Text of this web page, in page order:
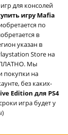
для консолей
игру Mafia
по
в
указан в
Store на
Мы
покупки на
без каких-
Edition для PS4
игра будет у